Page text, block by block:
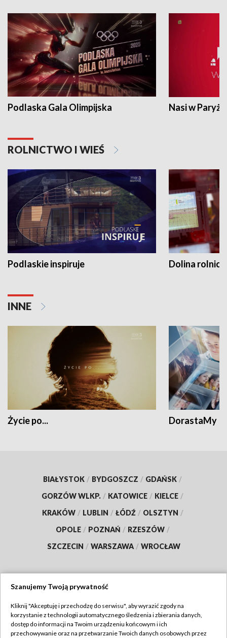
Podlaska Gala Olimpijska Nasi w Paryżu
ROLNICTWO I WIEŚ
Podlaskie inspiruje Dolina
INNE
Życie po... DorastaMy
BIAŁYSTOK / BYDGOSZCZ / GDAŃSK /
GORZÓW WLKP. / KATOWICE / KIELCE /
KRAKÓW / LUBLIN / ŁÓDŹ / OLSZTYN /
OPOLE / POZNAŃ / RZESZÓW /
SZCZECIN / WARSZAWA / WROCŁAW
TVP
Abonament TVP
Szanujemy Twoją prywatność
Kliknij "Akceptuję i przechodzę do serwisu", aby wyrazić zgody na
korzystanie z technologii automatycznego śledzenia i zbierania danych,
dostęp do informacji na Twoim urządzeniu końcowym i ich
przechowywanie oraz na przetwarzanie Twoich danych osobowych przez